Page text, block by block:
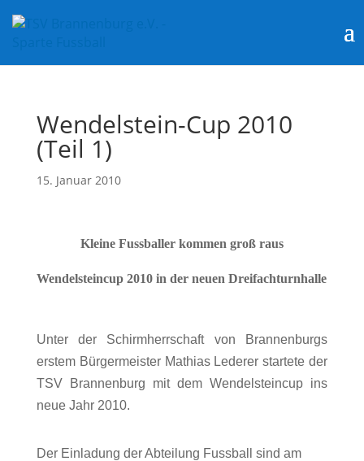
Wendelstein-Cup 2010
(Teil 1)
15. Januar 2010
Kleine Fussballer kommen groß raus
Wendelsteincup 2010 in der neuen Dreifachturnhalle
Unter der Schirmherrschaft von Brannenburgs
erstem Bürgermeister Mathias Lederer startete der
TSV Brannenburg mit dem Wendelsteincup ins
neue Jahr 2010.
Der Einladung der Abteilung Fussball sind am